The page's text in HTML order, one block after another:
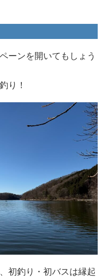
ーンを開いてもしょう
り！
初釣り・初バスは縁起